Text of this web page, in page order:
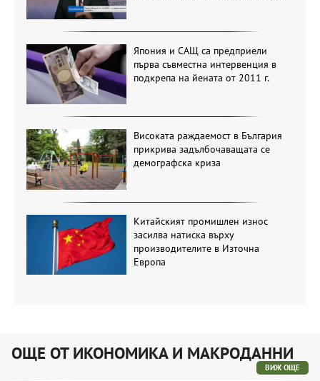
Япония и САЩ са предприели
първа съвместна интервенция в
подкрепа на йената от 2011 г.
Високата раждаемост в България
прикрива задълбочаващата се
демографска криза
Китайският промишлен износ
засилва натиска върху
производителите в Източна
Европа
ОЩЕ ОТ ИКОНОМИКА И МАКРОДАННИ
ВИЖ ОЩЕ